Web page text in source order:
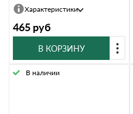
Характеристики
465 руб
В КОРЗИНУ
В наличии